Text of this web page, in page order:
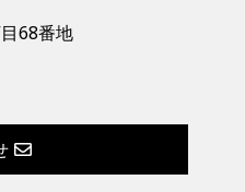
68番地